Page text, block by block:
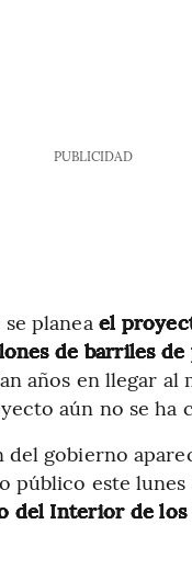
PUBLICIDAD
planea el
de barriles
años en llegar al
aún no se ha
del gobierno
público este lunes
del Interior de los